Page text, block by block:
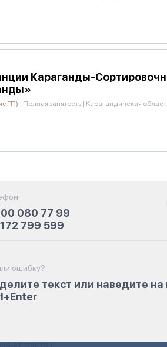
Караганды-
ГП) | Полная занятость | Карагандинская
080 77 99
799 599
ошибку?:
текст или наведите
портал: